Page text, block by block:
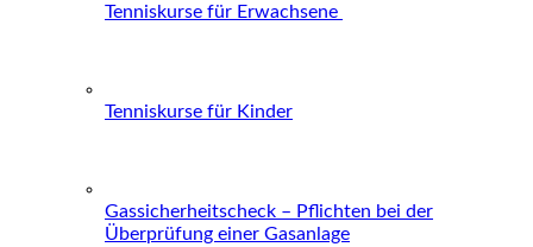
Tenniskurse für Erwachsene
Tenniskurse für Kinder
Gassicherheitscheck – Pflichten bei der
Überprüfung einer Gasanlage